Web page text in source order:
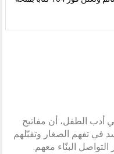
أدب الطفل، أن مفاتيح
في تفهم الصغار وتقبّلهم
البنّاء معهم.